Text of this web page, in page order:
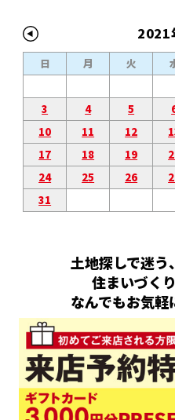
2021
日 月 火
3
4 5
10
11 12
17
18 19
24
25 26
31
土地探しで迷う
住まいづく
なんでもお気